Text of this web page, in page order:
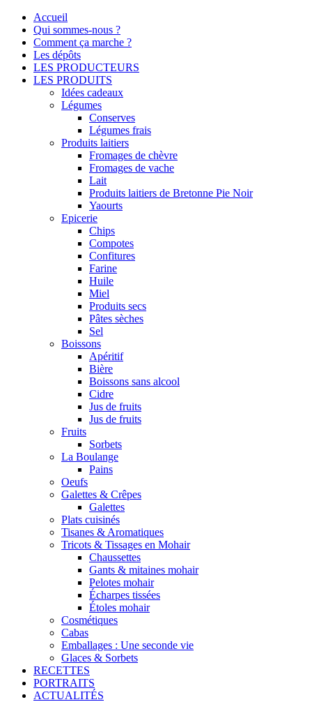
Accueil
Qui sommes-nous ?
Comment ça marche ?
Les dépôts
LES PRODUCTEURS
LES PRODUITS
Idées cadeaux
Légumes
Conserves
Légumes frais
Produits laitiers
Fromages de chèvre
Fromages de vache
Lait
Produits laitiers de Bretonne Pie Noir
Yaourts
Epicerie
Chips
Compotes
Confitures
Farine
Huile
Miel
Produits secs
Pâtes sèches
Sel
Boissons
Apéritif
Bière
Boissons sans alcool
Cidre
Jus de fruits
Jus de fruits
Fruits
Sorbets
La Boulange
Pains
Oeufs
Galettes & Crêpes
Galettes
Plats cuisinés
Tisanes & Aromatiques
Tricots & Tissages en Mohair
Chaussettes
Gants & mitaines mohair
Pelotes mohair
Écharpes tissées
Étoles mohair
Cosmétiques
Cabas
Emballages : Une seconde vie
Glaces & Sorbets
RECETTES
PORTRAITS
ACTUALITÉS